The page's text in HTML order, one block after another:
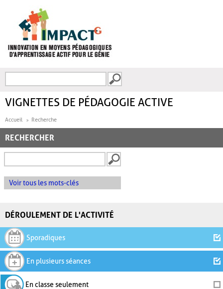
FORMULAIRE DE
VIGNETTES DE PÉDAGOGIE ACTIVE
Accueil Recherche
RECHERCHER
Voir tous les mots-clés
DÉROULEMENT DE L'ACTIVITÉ
Sporadiques
En plusieurs séances
En classe seulement